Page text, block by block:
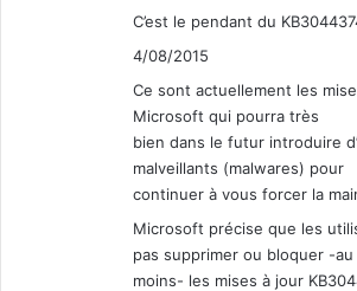
C’est le pendant du
4/08/2015
Ce sont actuellement les
Microsoft qui pourra très
bien dans le futur introduire
malveillants (malwares) pour
continuer à vous forcer la
Microsoft précise que les
pas supprimer ou bloquer -au
moins- les mises à jour